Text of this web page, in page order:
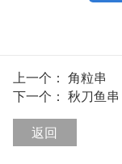
上一个： 角粒串
下一个： 秋刀鱼串
返回